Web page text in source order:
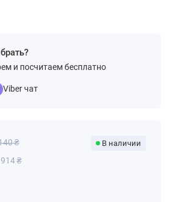
и посчитаем бесплатно
Viber чат
₴ В наличии
₴